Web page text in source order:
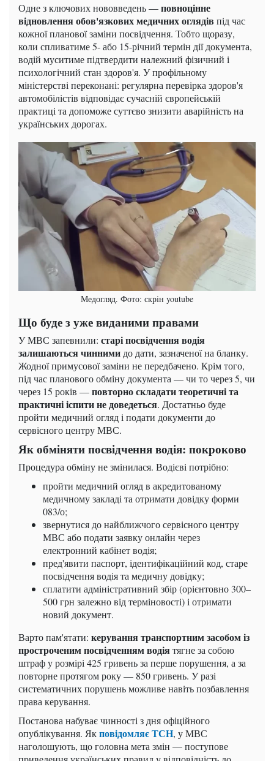
Одне з ключових нововведень —повноцінне
відновлення обов'язкових медичних оглядів під час
кожної планової заміни посвідчення. Тобто щоразу,
коли спливатиме 5- або 15-річний термін дії документа,
водій муситиме підтвердити належний фізичний і
психологічний стан здоров'я. У профільному
міністерстві переконані: регулярна перевірка здоров'я
автомобілістів відповідає сучасній європейській
практиці та допоможе суттєво знизити аварійність на
українських дорогах.
Медогляд. Фото: скрін youtube
Що буде з уже виданими правами
У МВС запевнили: старі посвідчення водія
залишаються чинними до дати, зазначеної на бланку.
Жодної примусової заміни не передбачено. Крім того,
під час планового обміну документа — чи то через 5, чи
через 15 років —повторно складати теоретичні та
практичні іспити не доведеться. Достатньо буде
пройти медичний огляд і подати документи до
сервісного центру МВС.
Як обміняти посвідчення водія: покроково
Процедура обміну не змінилася. Водієві потрібно:
пройти медичний огляд в акредитованому
медичному закладі та отримати довідку форми
083/о;
звернутися до найближчого сервісного центру
МВС або подати заявку онлайн через
електронний кабінет водія;
пред'явити паспорт, ідентифікаційний код, старе
посвідчення водія та медичну довідку;
сплатити адміністративний збір (орієнтовно 300–
500 грн залежно від терміновості) і отримати
новий документ.
Варто пам'ятати: керування транспортним засобом із
простроченим посвідченням водіятягне за собою
штраф у розмірі 425 гривень за перше порушення, а за
повторне протягом року — 850 гривень. У разі
систематичних порушень можливе навіть позбавлення
права керування.
Постанова набуває чинності з дня офіційного
опублікування. Якповідомляє ТСН, у МВС
наголошують, що головна мета змін — поступове